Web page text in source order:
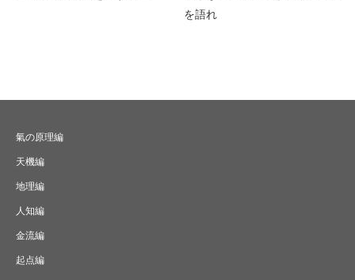
を語れ
氣の原理編
天機編
地理編
人知編
金流編
起点編